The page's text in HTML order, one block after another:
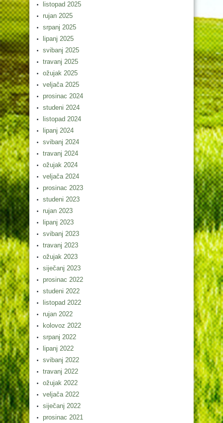
listopad 2025
rujan 2025
srpanj 2025
lipanj 2025
svibanj 2025
travanj 2025
ožujak 2025
veljača 2025
prosinac 2024
studeni 2024
listopad 2024
lipanj 2024
svibanj 2024
travanj 2024
ožujak 2024
veljača 2024
prosinac 2023
studeni 2023
rujan 2023
lipanj 2023
svibanj 2023
travanj 2023
ožujak 2023
siječanj 2023
prosinac 2022
studeni 2022
listopad 2022
rujan 2022
kolovoz 2022
srpanj 2022
lipanj 2022
svibanj 2022
travanj 2022
ožujak 2022
veljača 2022
siječanj 2022
prosinac 2021